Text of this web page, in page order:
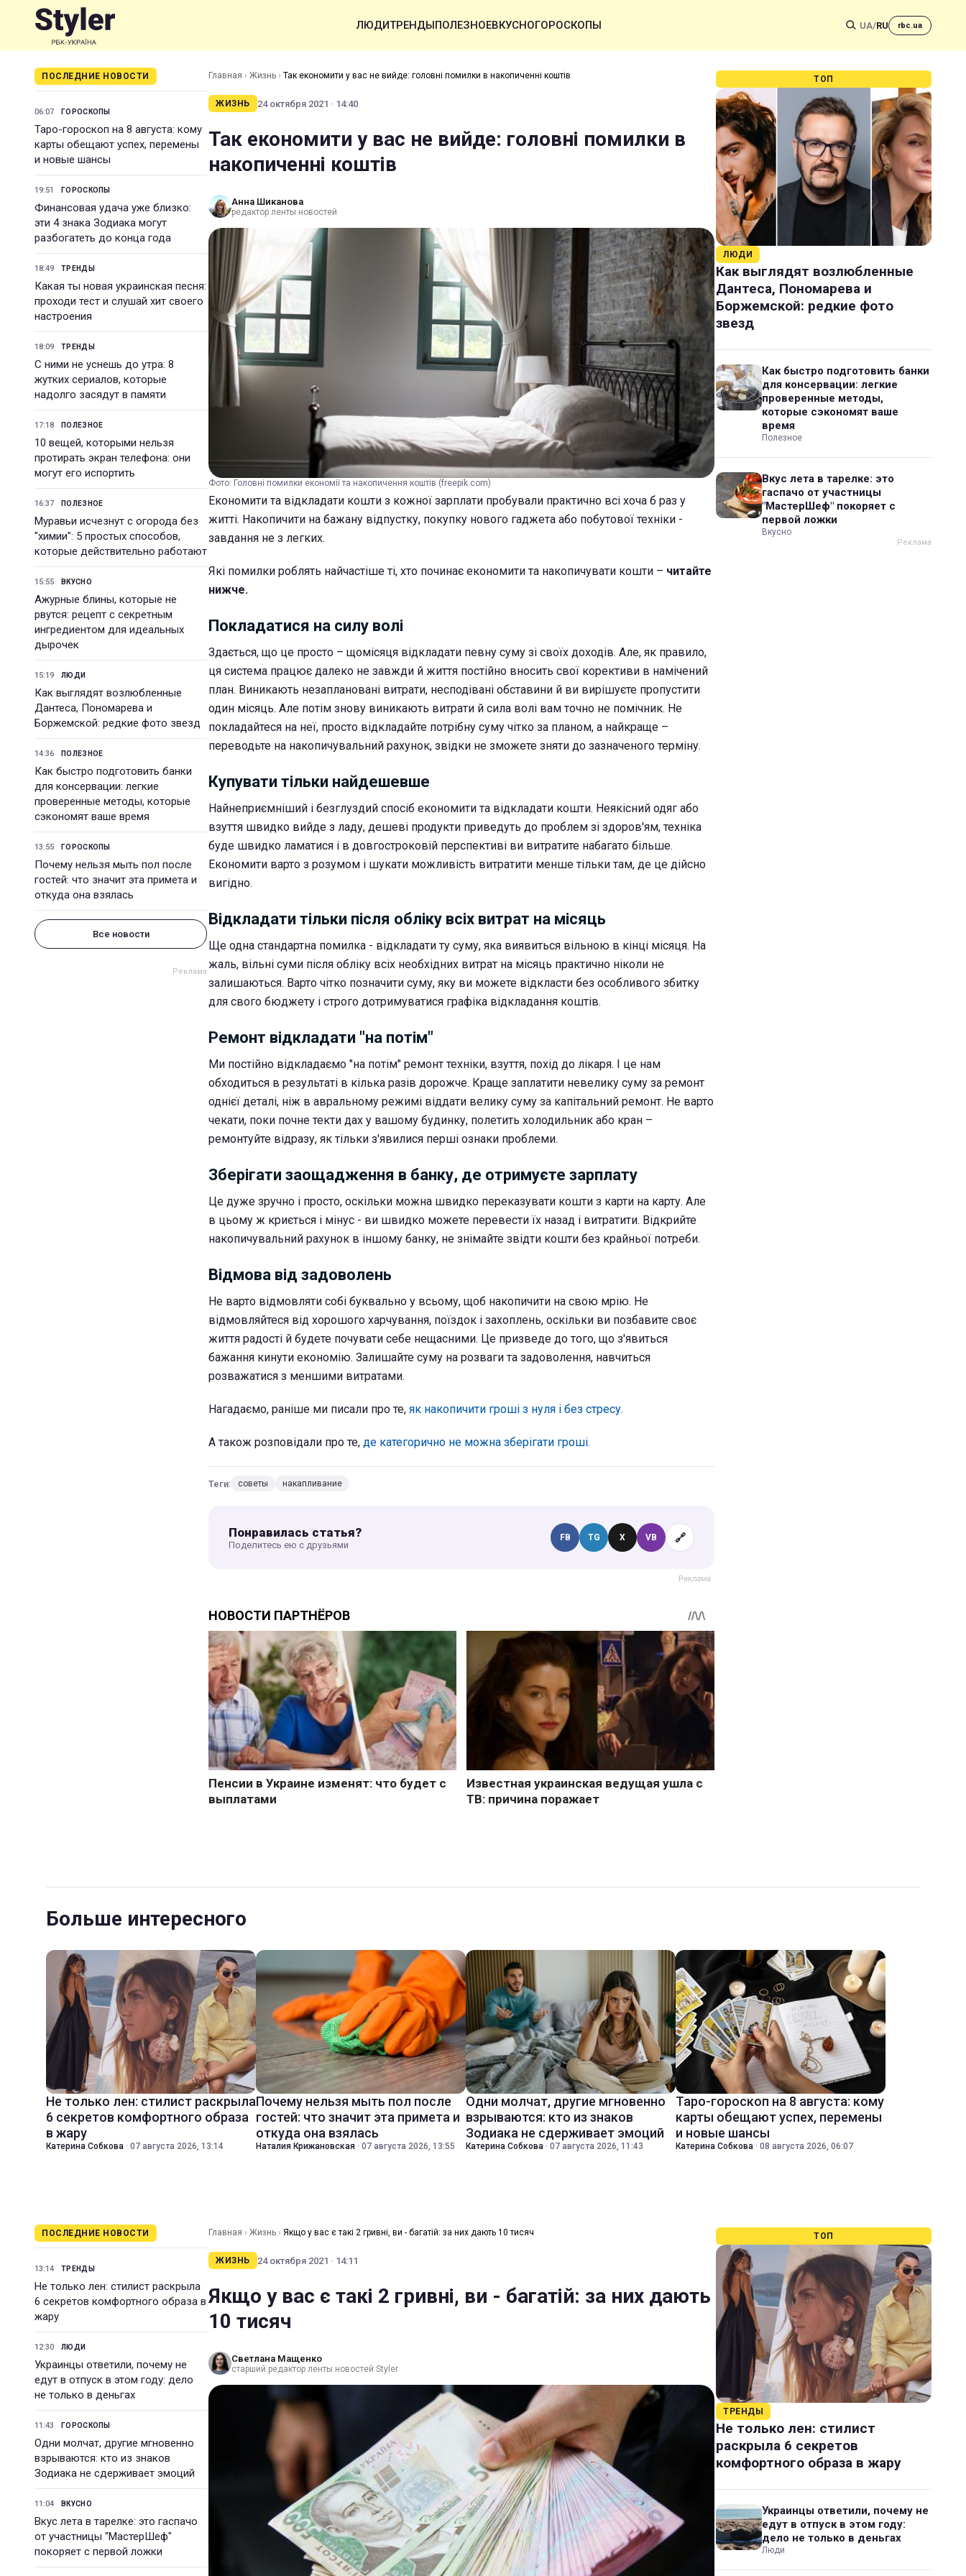
ЛЮДИТРЕНДЫПОЛЕЗНОЕВКУСНОГОРОСКОПЫ UA/RU rbc.ua
ПОСЛЕДНИЕ НОВОСТИ
06:07 ГОРОСКОПЫ
Таро-гороскоп на 8 августа: кому
карты обещают успех, перемены
и новые шансы
19:51 ГОРОСКОПЫ
Финансовая удача уже близко:
эти 4 знака Зодиака могут
разбогатеть до конца года
18:49 ТРЕНДЫ
Какая ты новая украинская песня:
проходи тест и слушай хит своего
настроения
18:09 ТРЕНДЫ
С ними не уснешь до утра: 8
жутких сериалов, которые
надолго засядут в памяти
17:18 ПОЛЕЗНОЕ
10 вещей, которыми нельзя
протирать экран телефона: они
могут его испортить
16:37 ПОЛЕЗНОЕ
Муравьи исчезнут с огорода без
"химии": 5 простых способов,
которые действительно работают
15:55 ВКУСНО
Ажурные блины, которые не
рвутся: рецепт с секретным
ингредиентом для идеальных
дырочек
15:19 ЛЮДИ
Как выглядят возлюбленные
Дантеса, Пономарева и
Боржемской: редкие фото звезд
14:36 ПОЛЕЗНОЕ
Как быстро подготовить банки
для консервации: легкие
проверенные методы, которые
сэкономят ваше время
13:55 ГОРОСКОПЫ
Почему нельзя мыть пол после
гостей: что значит эта примета и
откуда она взялась
Все новости
Главная › Жизнь › Так економити у вас не вийде: головні помилки в накопиченні коштів
ЖИЗНЬ 24 октября 2021 · 14:40
Так економити у вас не вийде: головні помилки в
накопиченні коштів
Анна Шиканова
редактор ленты новостей
Фото: Головні помилки економії та накопичення коштів (freepik.com)
Економити та відкладати кошти з кожної зарплати пробували практично всі хоча б раз у
житті. Накопичити на бажану відпустку, покупку нового гаджета або побутової техніки -
завдання не з легких.
Які помилки роблять найчастіше ті, хто починає економити та накопичувати кошти – читайте
нижче.
Покладатися на силу волі
Здається, що це просто – щомісяця відкладати певну суму зі своїх доходів. Але, як правило,
ця система працює далеко не завжди й життя постійно вносить свої корективи в намічений
план. Виникають незаплановані витрати, несподівані обставини й ви вирішуєте пропустити
один місяць. Але потім знову виникають витрати й сила волі вам точно не помічник. Не
покладайтеся на неї, просто відкладайте потрібну суму чітко за планом, а найкраще –
переводьте на накопичувальний рахунок, звідки не зможете зняти до зазначеного терміну.
Купувати тільки найдешевше
Найнеприємніший і безглуздий спосіб економити та відкладати кошти. Неякісний одяг або
взуття швидко вийде з ладу, дешеві продукти приведуть до проблем зі здоров'ям, техніка
буде швидко ламатися і в довгостроковій перспективі ви витратите набагато більше.
Економити варто з розумом і шукати можливість витратити менше тільки там, де це дійсно
вигідно.
Відкладати тільки після обліку всіх витрат на місяць
Ще одна стандартна помилка - відкладати ту суму, яка виявиться вільною в кінці місяця. На
жаль, вільні суми після обліку всіх необхідних витрат на місяць практично ніколи не
залишаються. Варто чітко позначити суму, яку ви можете відкласти без особливого збитку
для свого бюджету і строго дотримуватися графіка відкладання коштів.
Ремонт відкладати "на потім"
Ми постійно відкладаємо "на потім" ремонт техніки, взуття, похід до лікаря. І це нам
обходиться в результаті в кілька разів дорожче. Краще заплатити невелику суму за ремонт
однієї деталі, ніж в авральному режимі віддати велику суму за капітальний ремонт. Не варто
чекати, поки почне текти дах у вашому будинку, полетить холодильник або кран –
ремонтуйте відразу, як тільки з'явилися перші ознаки проблеми.
Зберігати заощадження в банку, де отримуєте зарплату
Це дуже зручно і просто, оскільки можна швидко переказувати кошти з карти на карту. Але
в цьому ж криється і мінус - ви швидко можете перевести їх назад і витратити. Відкрийте
накопичувальний рахунок в іншому банку, не знімайте звідти кошти без крайньої потреби.
Відмова від задоволень
Не варто відмовляти собі буквально у всьому, щоб накопичити на свою мрію. Не
відмовляйтеся від хорошого харчування, поїздок і захоплень, оскільки ви позбавите своє
життя радості й будете почувати себе нещасними. Це призведе до того, що з'явиться
бажання кинути економію. Залишайте суму на розваги та задоволення, навчиться
розважатися з меншими витратами.
Нагадаємо, раніше ми писали про те, як накопичити гроші з нуля і без стресу.
А також розповідали про те, де категорично не можна зберігати гроші.
Теги: советы накапливание
Понравилась статья?
Поделитесь ею с друзьями
FB TG X VB 🔗
ТОП
ЛЮДИ
Как выглядят возлюбленные
Дантеса, Пономарева и
Боржемской: редкие фото
звезд
Как быстро подготовить банки
для консервации: легкие
проверенные методы,
которые сэкономят ваше
время
Полезное
Вкус лета в тарелке: это
гаспачо от участницы
"МастерШеф" покоряет с
первой ложки
Вкусно
Больше интересного
Не только лен: стилист раскрыла
6 секретов комфортного образа
в жару
Катерина Собкова · 07 августа 2026, 13:14
Почему нельзя мыть пол после
гостей: что значит эта примета и
откуда она взялась
Наталия Крижановская · 07 августа 2026, 13:55
Одни молчат, другие мгновенно
взрываются: кто из знаков
Зодиака не сдерживает эмоций
Катерина Собкова · 07 августа 2026, 11:43
Таро-гороскоп на 8 августа: кому
карты обещают успех, перемены
и новые шансы
Катерина Собкова · 08 августа 2026, 06:07
ПОСЛЕДНИЕ НОВОСТИ
13:14 ТРЕНДЫ
Не только лен: стилист раскрыла
6 секретов комфортного образа в
жару
12:30 ЛЮДИ
Украинцы ответили, почему не
едут в отпуск в этом году: дело
не только в деньгах
11:43 ГОРОСКОПЫ
Одни молчат, другие мгновенно
взрываются: кто из знаков
Зодиака не сдерживает эмоций
11:04 ВКУСНО
Вкус лета в тарелке: это гаспачо
от участницы "МастерШеф"
покоряет с первой ложки
Главная › Жизнь › Якщо у вас є такі 2 гривні, ви - багатій: за них дають 10 тисяч
ЖИЗНЬ 24 октября 2021 · 14:11
Якщо у вас є такі 2 гривні, ви - багатій: за них дають
10 тисяч
Светлана Мащенко
старший редактор ленты новостей Styler
ТОП
ТРЕНДЫ
Не только лен: стилист
раскрыла 6 секретов
комфортного образа в жару
Украинцы ответили, почему не
едут в отпуск в этом году:
дело не только в деньгах
Люди